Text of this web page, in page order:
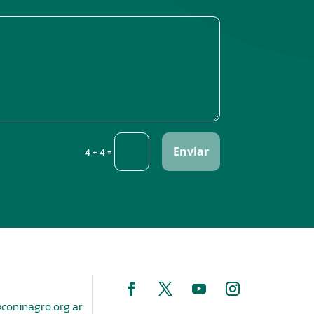
4 + 4= Enviar